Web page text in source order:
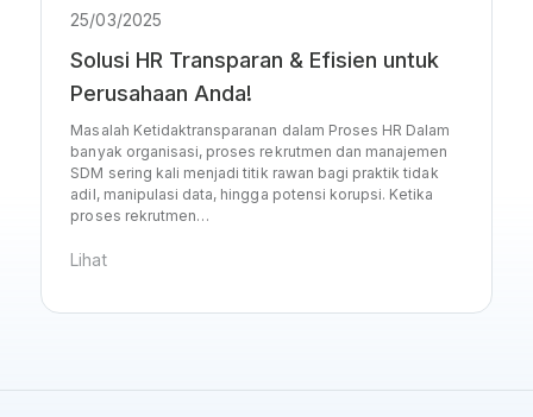
25/03/2025
Solusi HR Transparan & Efisien untuk
Perusahaan Anda!
Masalah Ketidaktransparanan dalam Proses HR Dalam
banyak organisasi, proses rekrutmen dan manajemen
SDM sering kali menjadi titik rawan bagi praktik tidak
adil, manipulasi data, hingga potensi korupsi. Ketika
proses rekrutmen…
Lihat